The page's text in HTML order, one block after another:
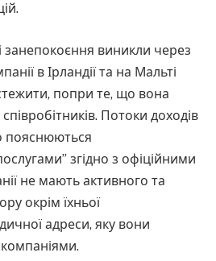
занепокоєння виникли через
в Ірландії та на Мальті
попри те, що вона
Потоки доходів
пояснюються
згідно з офіційними
не мають активного та
окрім їхньої
адреси, яку вони